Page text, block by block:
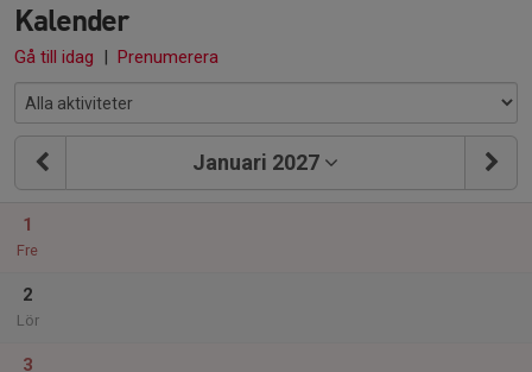
Kalender
Gå till idag | Prenumerera
Januari 2027
1
Fre
2
Lör
3